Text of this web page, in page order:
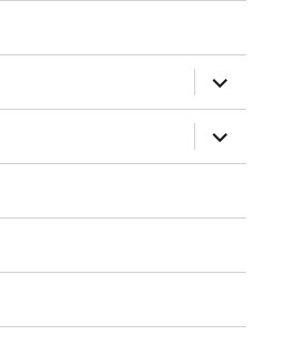
mở
rộng
trình
đơn
con
mở
rộng
trình